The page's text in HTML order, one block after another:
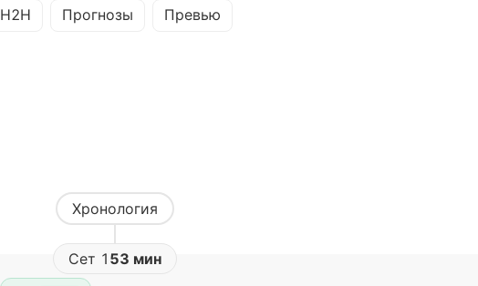
H2H Прогнозы Превью
Хронология
Сет 1 53 мин